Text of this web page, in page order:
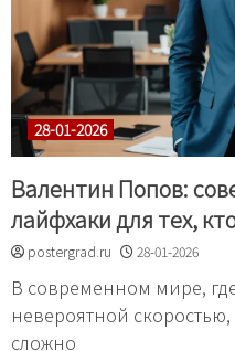
28-01-2026
Валентин Попов:
лайфхаки для тех,
postergrad.ru 28-01-2026
В современном мире,
невероятной
сложно